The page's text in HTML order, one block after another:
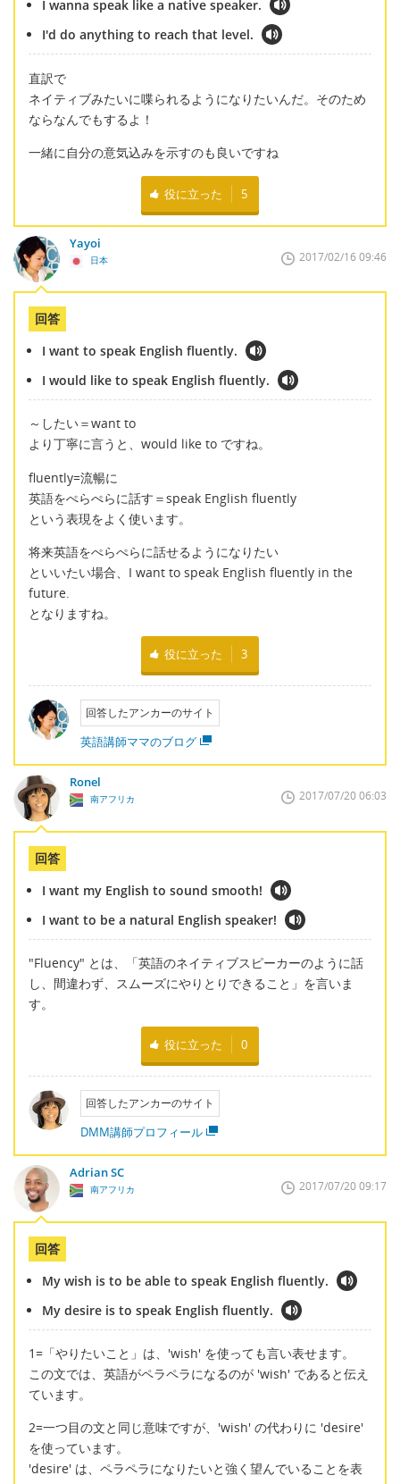
I wanna speak like a native speaker.
I'd do anything to reach that level.
直訳で
ネイティブみたいに喋られるようになりたいんだ。そのため
ならなんでもするよ！
一緒に自分の意気込みを示すのも良いですね
役に立った 5
Yayoi
日本 2017/02/16 09:46
回答
I want to speak English fluently.
I would like to speak English fluently.
～したい＝want to
より丁寧に言うと、would like to ですね。
fluently=流暢に
英語をぺらぺらに話す＝speak English fluently
という表現をよく使います。
将来英語をぺらぺらに話せるようになりたい
といいたい場合、I want to speak English fluently in the
future.
となりますね。
役に立った 3
回答したアンカーのサイト
英語講師ママのブログ
Ronel
南アフリカ 2017/07/20 06:03
回答
I want my English to sound smooth!
I want to be a natural English speaker!
"Fluency" とは、「英語のネイティブスピーカーのように話
し、間違わず、スムーズにやりとりできること」を言いま
す。
役に立った 0
回答したアンカーのサイト
DMM講師プロフィール
Adrian SC
南アフリカ 2017/07/20 09:17
回答
My wish is to be able to speak English fluently.
My desire is to speak English fluently.
1=「やりたいこと」は、'wish' を使っても言い表せます。
この文では、英語がペラペラになるのが 'wish' であると伝え
ています。
2=一つ目の文と同じ意味ですが、'wish' の代わりに 'desire'
を使っています。
'desire' は、ペラペラになりたいと強く望んでいることを表